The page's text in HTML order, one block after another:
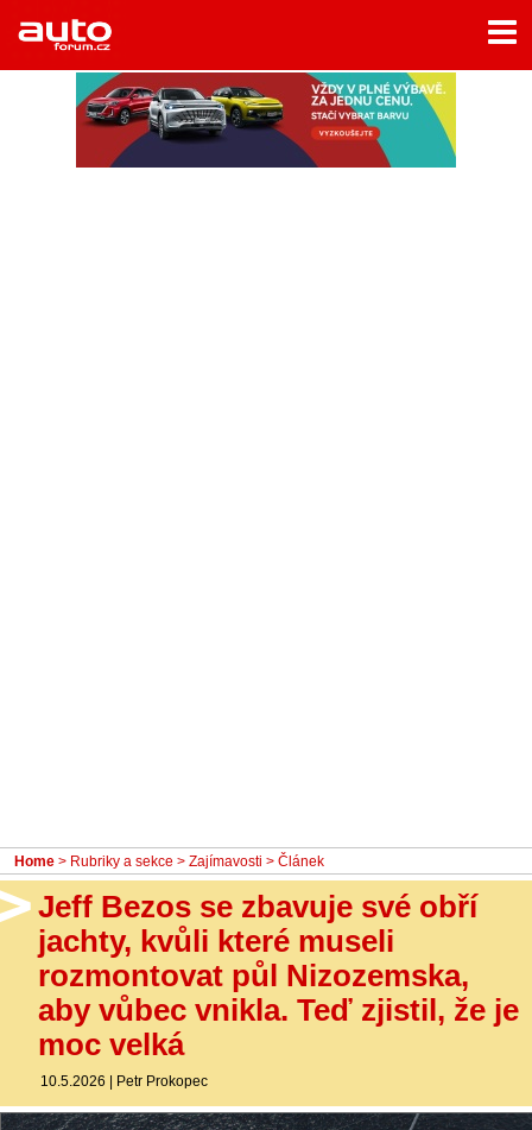
Home
Rubriky
- Testy aut
- Jízdní dojmy a další testy
Home > Rubriky a sekce > Zajímavosti > Článek
Jeff Bezos se zbavuje své obří
jachty, kvůli které museli
rozmontovat půl Nizozemska,
aby vůbec vnikla. Teď zjistil, že je
moc velká
10.5.2026 | Petr Prokopec